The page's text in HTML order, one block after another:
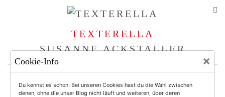
TEXTERELLA
SUSANNE ACKSTALLER
For Women. Not Girls.
Cookie-Info ×
Du kennst es schon: Bei unseren Cookies hast du die Wahl zwischen
denen, ohne die unser Blog nicht läuft und weiteren, über deren